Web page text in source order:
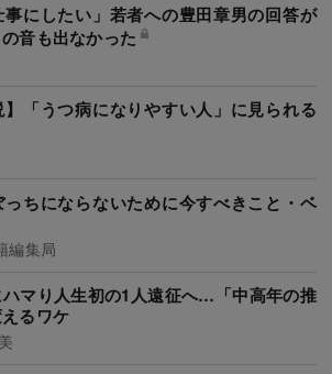
事にしたい」若者への豊田章男の回答が
音も出なかった
】「うつ病になりやすい人」に見られる
っちにならないために今すべきこと・ベ
編集局
マり人生初の1人遠征へ…「中高年の推
るワケ